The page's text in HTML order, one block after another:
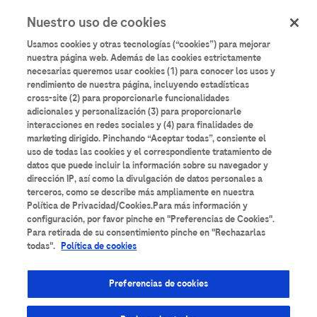
contenido
principal
User
account
menu
Iniciar sesión
Opinión del Experto:
Predicción y seguimiento
Nuestro uso de cookies
Usamos cookies y otras tecnologías (“cookies”) para mejorar
nuestra página web. Además de las cookies estrictamente
necesarias queremos usar cookies (1) para conocer los usos y
rendimiento de nuestra página, incluyendo estadísticas
cross-site (2) para proporcionarle funcionalidades
adicionales y personalización (3) para proporcionarle
interacciones en redes sociales y (4) para finalidades de
marketing dirigido. Pinchando “Aceptar todas”, consiente el
uso de todas las cookies y el correspondiente tratamiento de
datos que puede incluir la información sobre su navegador y
dirección IP, así como la divulgación de datos personales a
terceros, como se describe más ampliamente en nuestra
Política de Privacidad/Cookies.Para más información y
configuración, por favor pinche en "Preferencias de Cookies".
Para retirada de su consentimiento pinche en "Rechazarlas
todas". Política de cookies
Preferencias de cookies